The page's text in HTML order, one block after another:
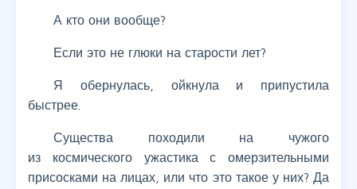
А кто они вообще?
Если это не глюки на старости лет?
Я обернулась, ойкнула и припустила
быстрее.
Существа походили на чужого
из космического ужастика с омерзительными
присосками на лицах, или что это такое у них? Да